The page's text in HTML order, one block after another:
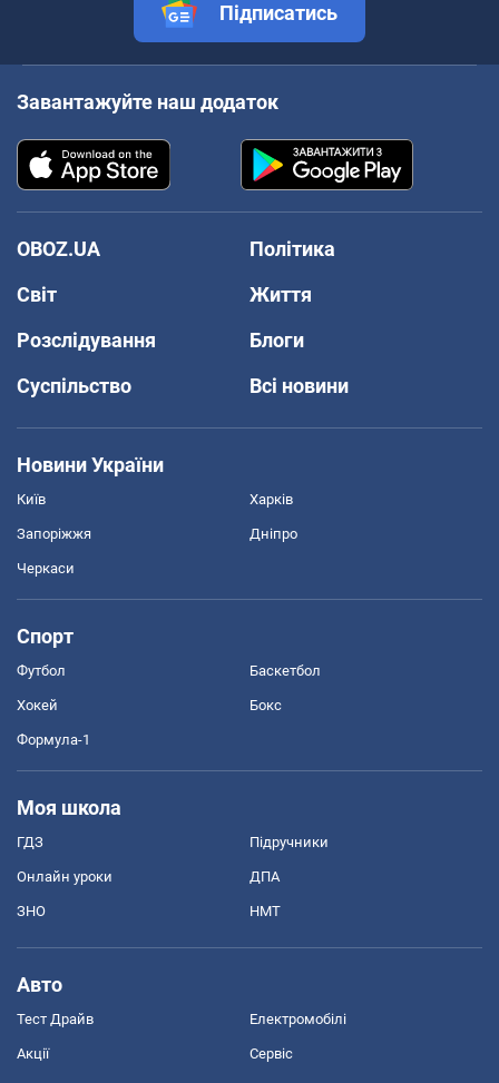
Підписатись
Завантажуйте наш додаток
OBOZ.UA
Політика
Світ
Життя
Розслідування
Блоги
Суспільство
Всі новини
Новини України
Київ Харків
Запоріжжя Дніпро
Черкаси
Спорт
Футбол Баскетбол
Хокей Бокс
Формула-1
Моя школа
ГДЗ Підручники
Онлайн уроки ДПА
ЗНО НМТ
Авто
Тест Драйв Електромобілі
Акції Сервіс